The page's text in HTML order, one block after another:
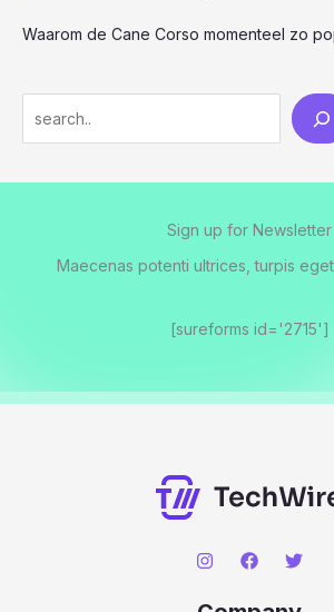
Waarom de Cane Corso momenteel zo
Sign up for Newsletter
Maecenas potenti ultrices, turpis
[sureforms id='2715']